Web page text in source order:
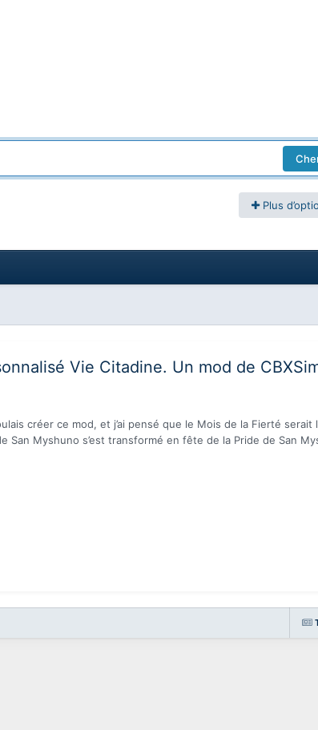
Plus
Vie Citadine. Un mod de
créer ce mod, et j’ai pensé que le Mois de la Fierté serait
San Myshuno s’est transformé en fête de la Pride de San